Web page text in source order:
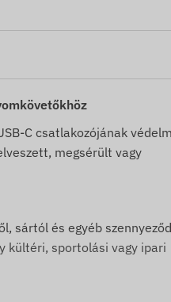
C csatlakozójának
megsérült vagy
sártól és egyéb
kültéri, sportolási vagy ipari